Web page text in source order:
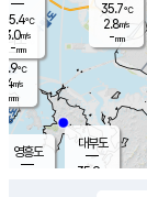
의도
℃
m/s
mm
영흥도
대부도
35.9
35.4℃
3.0m/s
-mm
35.7℃
2.8m/s
-mm